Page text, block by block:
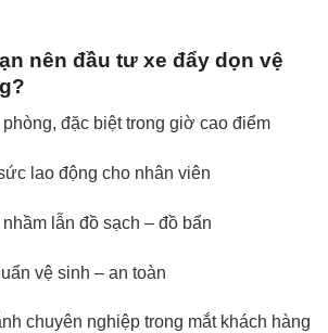
nên đầu tư xe đẩy dọn vệ
đặc biệt trong giờ cao điểm
lao động cho nhân viên
lẫn đồ sạch – đồ bẩn
vệ sinh – an toàn
chuyên nghiệp trong mắt khách hàng